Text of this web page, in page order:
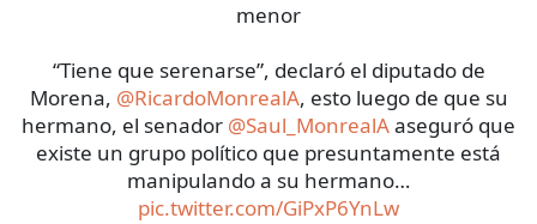
menor
“Tiene que serenarse”, declaró el diputado de
Morena, @RicardoMonrealA, esto luego de que su
hermano, el senador @Saul_MonrealAaseguró que
existe un grupo político que presuntamente está
manipulando a su hermano…
pic.twitter.com/GiPxP6YnLw